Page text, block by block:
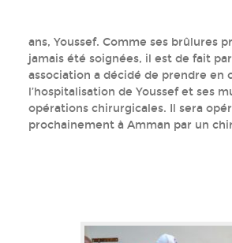
ans, Youssef. Comme ses brûlures
jamais été soignées, il est de fait
association a décidé de prendre en
l’hospitalisation de Youssef et ses
opérations chirurgicales. Il sera
prochainement à Amman par un